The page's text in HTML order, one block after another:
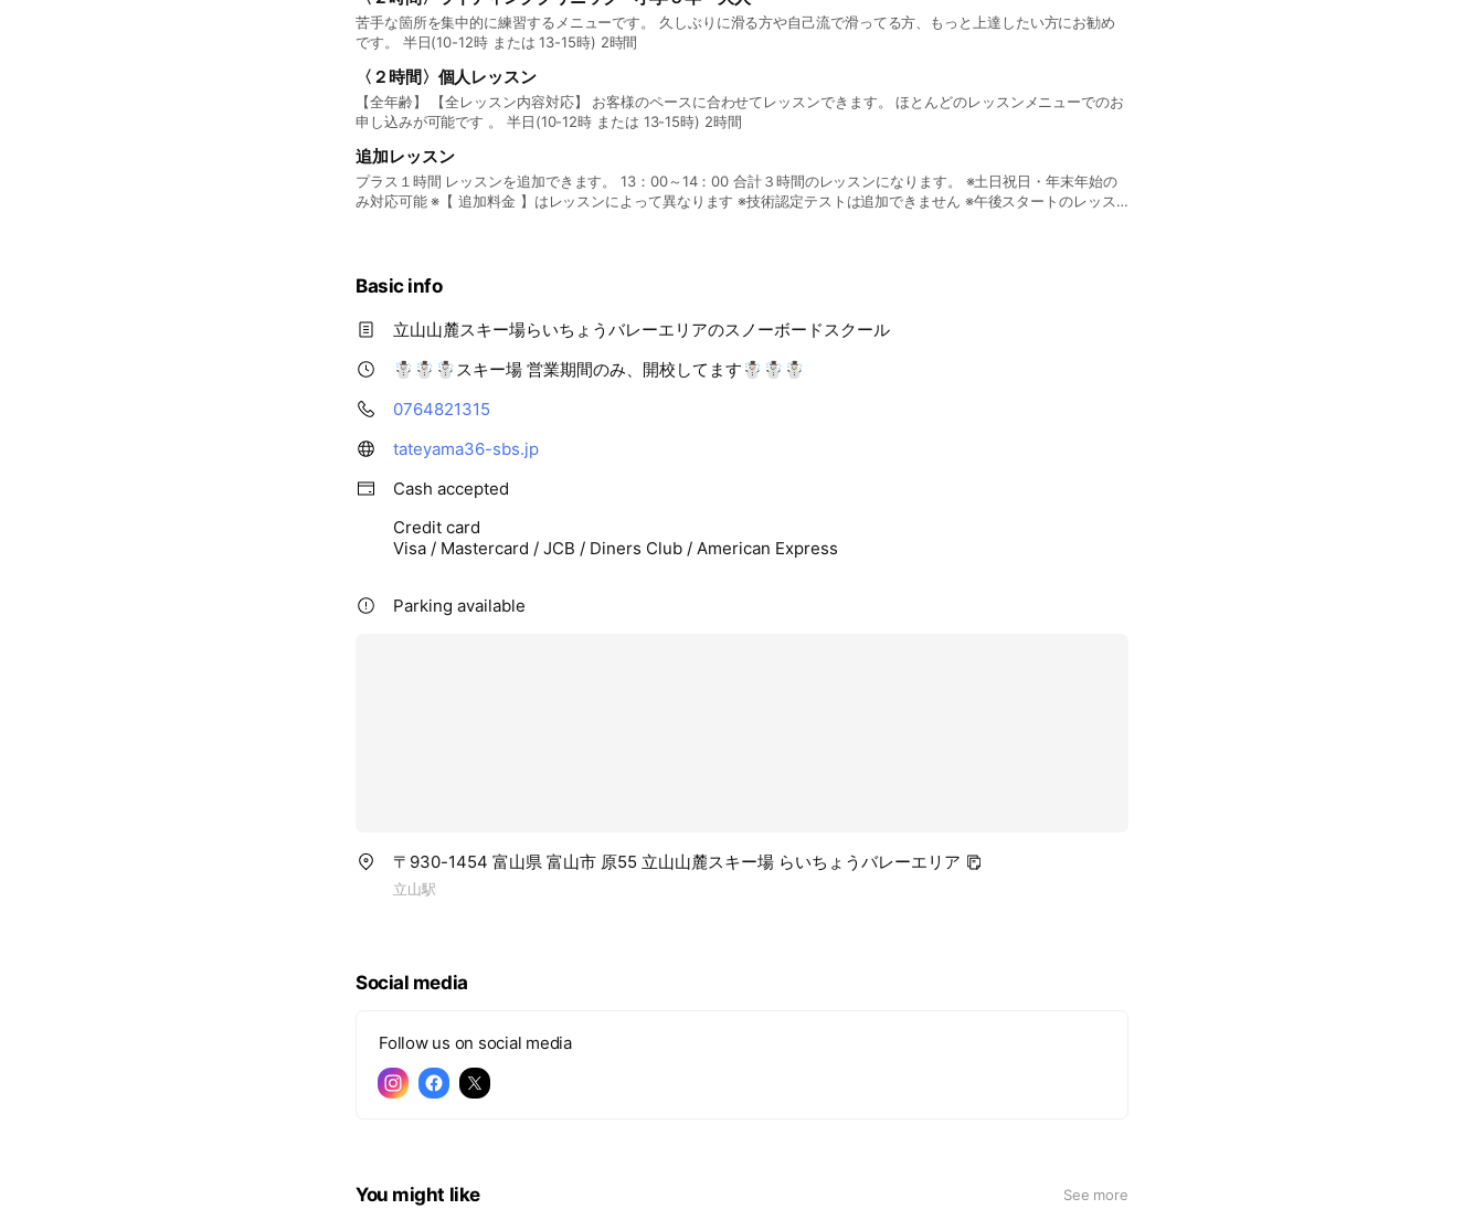
苦手な箇所を集中的に練習するメニューです。 久しぶりに滑る方や自己流で滑ってる方、もっと上達したい方にお勧め
です。 半日(10-12時 または 13-15時) 2時間
〈２時間〉個人レッスン
【全年齢】 【全レッスン内容対応】 お客様のペースに合わせてレッスンできます。 ほとんどのレッスンメニューでのお
申し込みが可能です 。 半日(10-12時 または 13-15時) 2時間
追加レッスン
プラス１時間 レッスンを追加できます。 13：00～14：00 合計３時間のレッスンになります。 ※土日祝日・年末年始の
み対応可能 ※【 追加料金 】はレッスンによって異なります ※技術認定テストは追加できません ※午後スタートのレッス
Basic info
立山山麓スキー場らいちょうバレーエリアのスノーボードスクール
☃︎☃︎☃︎スキー場 営業期間のみ、開校してます☃︎☃︎☃︎
0764821315
tateyama36-sbs.jp
Cash accepted
Credit card
Visa / Mastercard / JCB / Diners Club / American Express
Parking available
〒930-1454 富山県 富山市 原55 立山山麓スキー場 らいちょうバレーエリア
立山駅
Social media
Follow us on social media
You might like See more